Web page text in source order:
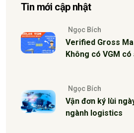
Tin mới cập nhật
Ngọc Bích
Verified Gross
Không có VGM
Ngọc Bích
Vận đơn ký lùi
ngành logistics